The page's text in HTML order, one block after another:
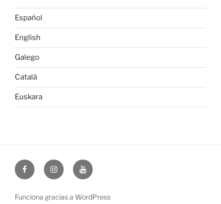
Español
English
Galego
Català
Euskara
FacebookInstagramYoutube
Funciona gracias a WordPress